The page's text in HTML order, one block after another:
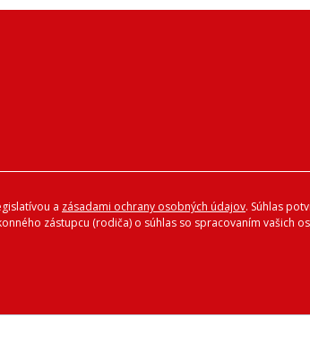
a zásadami ochrany osobných údajov. Súhlas
zástupcu (rodiča) o súhlas so spracovaním vašich